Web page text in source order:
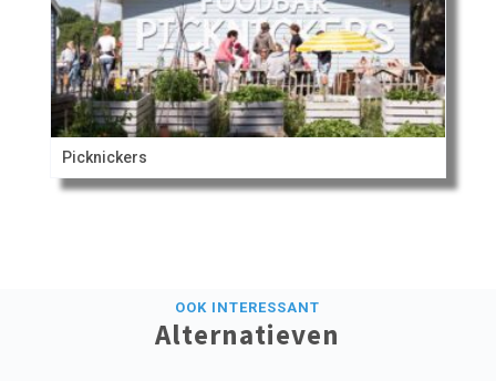
Picknickers
OOK INTERESSANT
Alternatieven